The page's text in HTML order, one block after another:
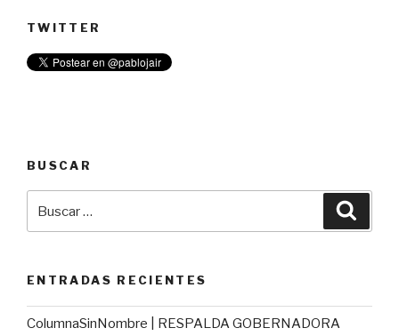
TWITTER
BUSCAR
por:
ENTRADAS RECIENTES
ColumnaSinNombre | RESPALDA GOBERNADORA